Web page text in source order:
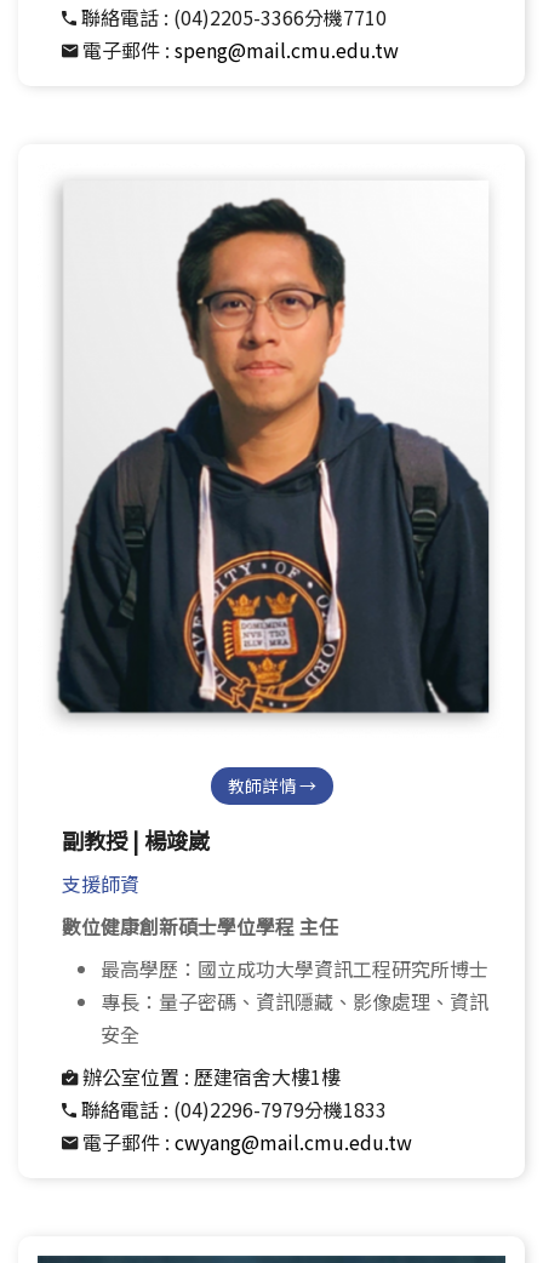
聯絡電話 : (04)2205-3366分機7710
電子郵件 : speng@mail.cmu.edu.tw
教師詳情 →
副教授 | 楊竣崴
支援師資
數位健康創新碩士學位學程 主任
最高學歷：國立成功大學資訊工程研究所博士
專長：量子密碼、資訊隱藏、影像處理、資訊
安全
辦公室位置 : 歷建宿舍大樓1樓
聯絡電話 : (04)2296-7979分機1833
電子郵件 : cwyang@mail.cmu.edu.tw